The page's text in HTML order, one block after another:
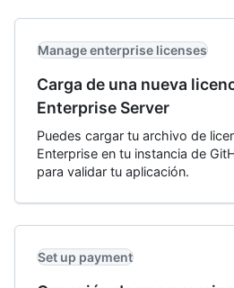
Manage enterprise licenses
Carga de una nueva
Enterprise Server
Puedes cargar tu archivo de
Enterprise en tu instancia de
para validar tu aplicación.
Set up payment